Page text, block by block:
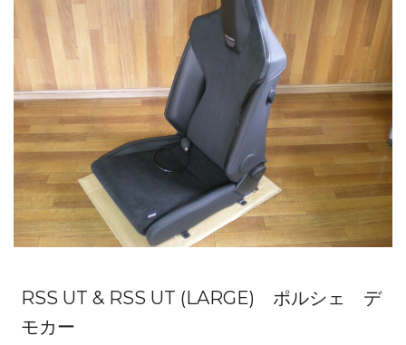
RSS UT & RSS UT (LARGE) ポルシェ デ
モカー